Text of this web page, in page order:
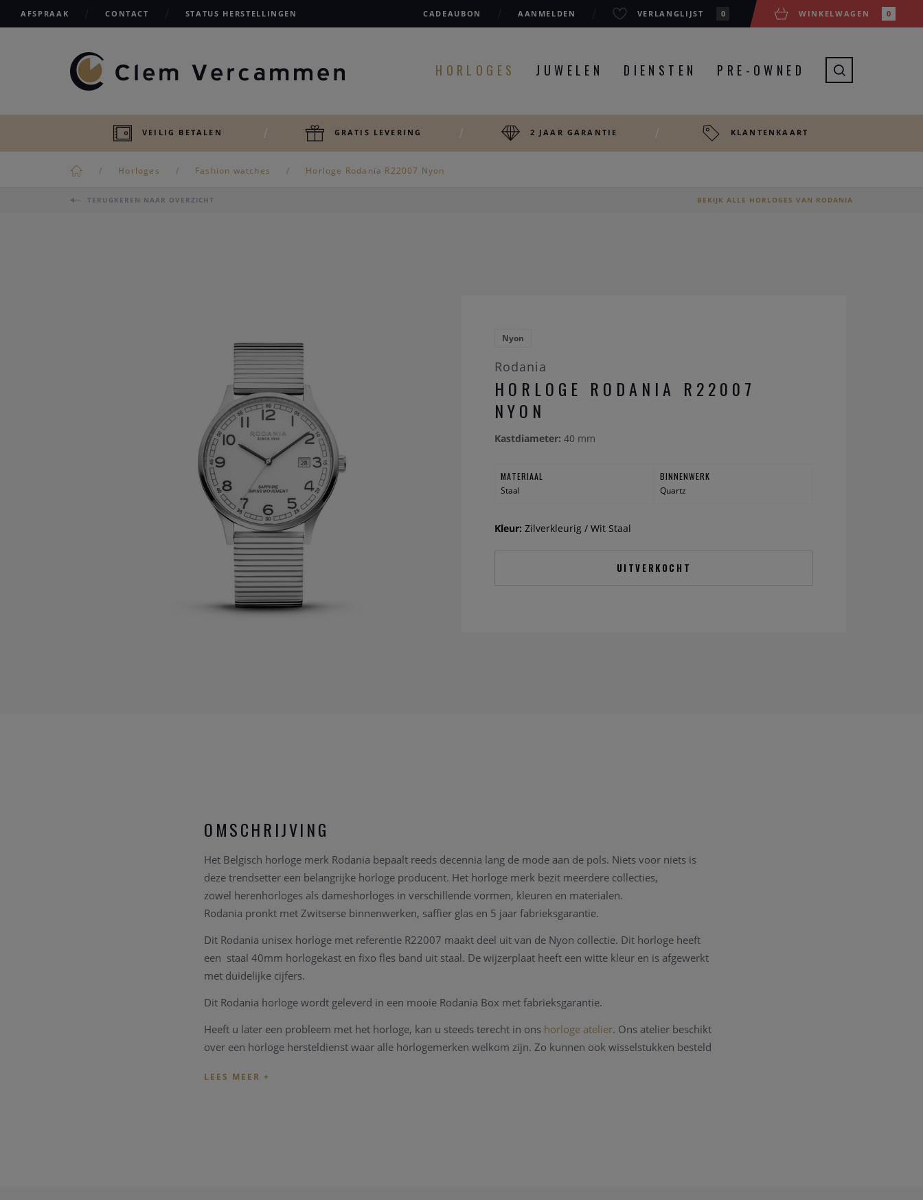
AFSPRAAK CONTACT STATUS HERSTELLINGEN CADEAUBON AANMELDEN VERLANGLIJST 0 WINKELWAGEN 0
HORLOGES JUWELEN DIENSTEN PRE-OWNED
VEILIG BETALEN GRATIS LEVERING 2 JAAR GARANTIE KLANTENKAART
Horloges Fashion watches Horloge Rodania R22007 Nyon
TERUGKEREN NAAR OVERZICHT BEKIJK ALLE HORLOGES VAN RODANIA
Nyon
Rodania
HORLOGE RODANIA R22007
NYON
Kastdiameter: 40 mm
MATERIAAL
Staal
BINNENWERK
Quartz
Kleur: Zilverkleurig / Wit Staal
UITVERKOCHT
OMSCHRIJVING
Het Belgisch horloge merk Rodania bepaalt reeds decennia lang de mode aan de pols. Niets voor niets is
deze trendsetter een belangrijke horloge producent. Het horloge merk bezit meerdere collecties,
zowel herenhorloges als dameshorloges in verschillende vormen, kleuren en materialen.
Rodania pronkt met Zwitserse binnenwerken, saffier glas en 5 jaar fabrieksgarantie.
Dit Rodania unisex horloge met referentie R22007 maakt deel uit van de Nyon collectie. Dit horloge heeft
een staal 40mm horlogekast en fixo fles band uit staal. De wijzerplaat heeft een witte kleur en is afgewerkt
met duidelijke cijfers.
Dit Rodania horloge wordt geleverd in een mooie Rodania Box met fabrieksgarantie.
Heeft u later een probleem met het horloge, kan u steeds terecht in ons horloge atelier. Ons atelier beschikt
over een horloge hersteldienst waar alle horlogemerken welkom zijn. Zo kunnen ook wisselstukken besteld